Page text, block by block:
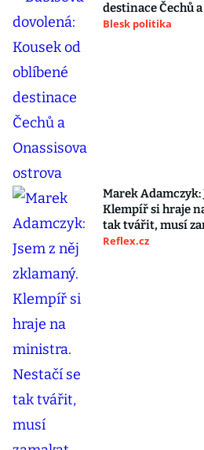
destinace Čechů
Blesk politika
Marek Adamczyk:
Klempíř si hraje
tak tvářit, musí
Reflex.cz